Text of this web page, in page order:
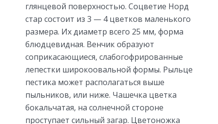
глянцевой поверхностью. Соцветие Норд
стар состоит из 3 — 4 цветков маленького
размера. Их диаметр всего 25 мм, форма
блюдцевидная. Венчик образуют
соприкасающиеся, слабогофрированные
лепестки широкоовальной формы. Рыльце
пестика может располагаться выше
пыльников, или ниже. Чашечка цветка
бокальчатая, на солнечной стороне
проступает сильный загар. Цветоножка